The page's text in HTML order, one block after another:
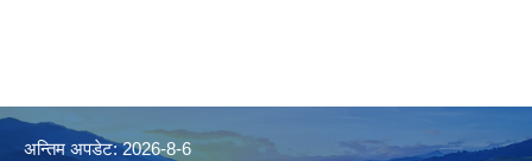
अन्तिम अपडेट: 2026-8-6